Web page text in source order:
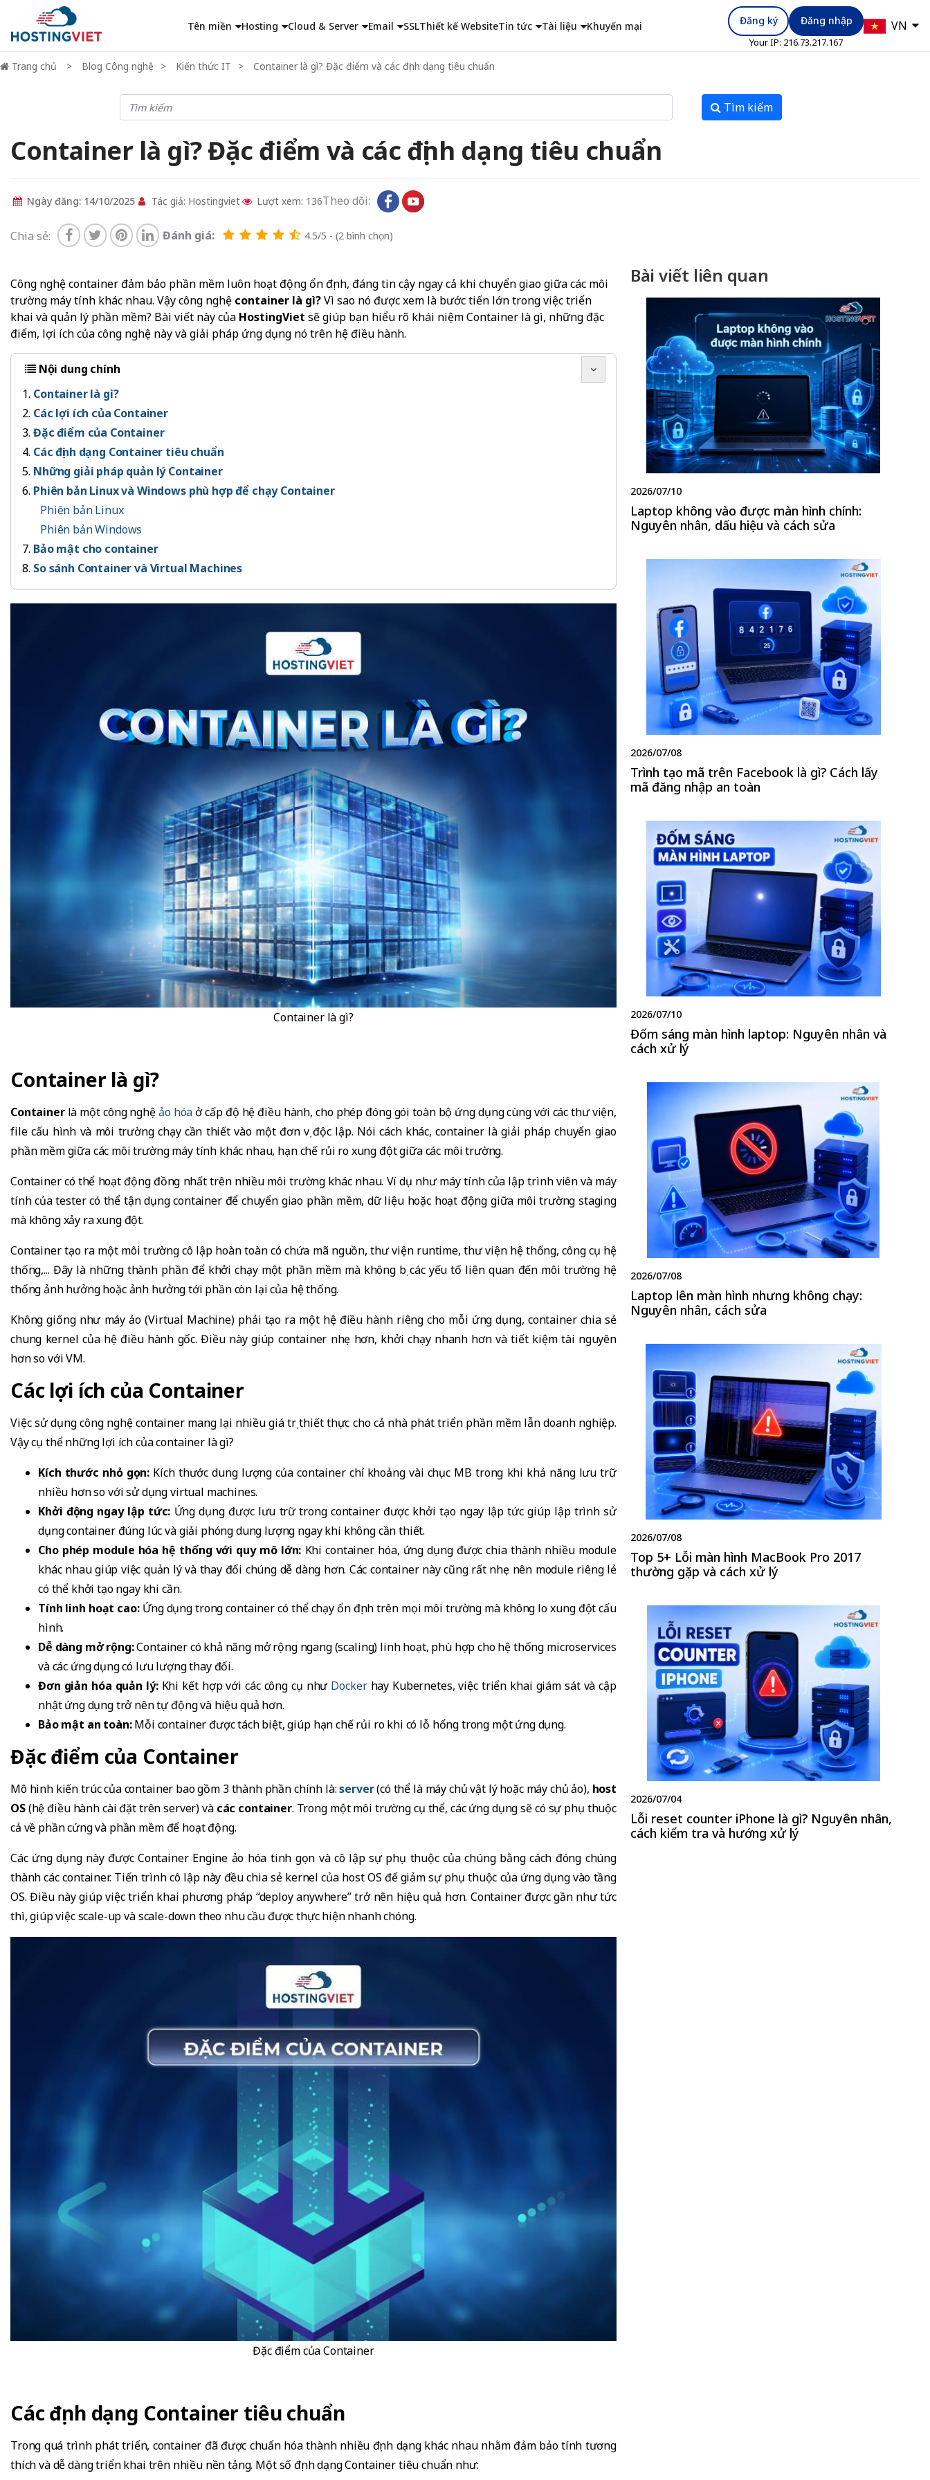
Tên miền Hosting Cloud & Server Email SSLThiết kế WebsiteTin tức Tài liệu Khuyến mại Đăng ký Đăng nhập
Your IP: 216.73.217.167
VN
Trang chủ Blog Công nghệ Kiến thức IT Container là gì? Đặc điểm và các định dạng tiêu chuẩn
Tìm kiếm
Container là gì? Đặc điểm và các định dạng tiêu chuẩn
Ngày đăng: 14/10/2025 Tác giả: Hostingviet Lượt xem: 136Theo dõi:
Chia sẻ: Đánh giá: 4.5/5 - (2 bình chọn)
Công nghệ container đảm bảo phần mềm luôn hoạt động ổn định, đáng tin cậy ngay cả khi chuyển giao giữa các môi
trường máy tính khác nhau. Vậy công nghệ container là gì?Vì sao nó được xem là bước tiến lớn trong việc triển
khai và quản lý phần mềm? Bài viết này của HostingViet sẽ giúp bạn hiểu rõ khái niệm Container là gì, những đặc
điểm, lợi ích của công nghệ này và giải pháp ứng dụng nó trên hệ điều hành.
Nội dung chính
Container là gì?
Các lợi ích của Container
Đặc điểm của Container
Các định dạng Container tiêu chuẩn
Những giải pháp quản lý Container
Phiên bản Linux và Windows phù hợp để chạy Container
Phiên bản Linux
Phiên bản Windows
Bảo mật cho container
So sánh Container và Virtual Machines
Container là gì?
Container là gì?
Containerlà một công nghệảo hóaở cấp độ hệ điều hành, cho phép đóng gói toàn bộ ứng dụng cùng với các thư viện,
file cấu hình và môi trường chạy cần thiết vào một đơn vị độc lập. Nói cách khác, container là giải pháp chuyển giao
phần mềm giữa các môi trường máy tính khác nhau, hạn chế rủi ro xung đột giữa các môi trường.
Container có thể hoạt động đồng nhất trên nhiều môi trường khác nhau. Ví dụ như máy tính của lập trình viên và máy
tính của tester có thể tận dụng container để chuyển giao phần mềm, dữ liệu hoặc hoạt động giữa môi trường staging
mà không xảy ra xung đột.
Container tạo ra một môi trường cô lập hoàn toàn có chứa mã nguồn, thư viện runtime, thư viện hệ thống, công cụ hệ
thống,... Đây là những thành phần để khởi chạy một phần mềm mà không bị các yếu tố liên quan đến môi trường hệ
thống ảnh hưởng hoặc ảnh hưởng tới phần còn lại của hệ thống.
Không giống như máy ảo (Virtual Machine) phải tạo ra một hệ điều hành riêng cho mỗi ứng dụng, container chia sẻ
chung kernel của hệ điều hành gốc. Điều này giúp container nhẹ hơn, khởi chạy nhanh hơn và tiết kiệm tài nguyên
hơn so với VM.
Các lợi ích của Container
Việc sử dụng công nghệ container mang lại nhiều giá trị thiết thực cho cả nhà phát triển phần mềm lẫn doanh nghiệp.
Vậy cụ thể những lợi ích của container là gì?
Kích thước nhỏ gọn: Kích thước dung lượng của container chỉ khoảng vài chục MB trong khi khả năng lưu trữ
nhiều hơn so với sử dụng virtual machines.
Khởi động ngay lập tức: Ứng dụng được lưu trữ trong container được khởi tạo ngay lập tức giúp lập trình sử
dụng container đúng lúc và giải phóng dung lượng ngay khi không cần thiết.
Cho phép module hóa hệ thống với quy mô lớn: Khi container hóa, ứng dụng được chia thành nhiều module
khác nhau giúp việc quản lý và thay đổi chúng dễ dàng hơn. Các container này cũng rất nhẹ nên module riêng lẻ
có thể khởi tạo ngay khi cần.
Tính linh hoạt cao: Ứng dụng trong container có thể chạy ổn định trên mọi môi trường mà không lo xung đột cấu
hình.
Dễ dàng mở rộng:Container có khả năng mở rộng ngang (scaling) linh hoạt, phù hợp cho hệ thống microservices
và các ứng dụng có lưu lượng thay đổi.
Đơn giản hóa quản lý: Khi kết hợp với các công cụ như Dockerhay Kubernetes, việc triển khai giám sát và cập
nhật ứng dụng trở nên tự động và hiệu quả hơn.
Bảo mật an toàn:Mỗi container được tách biệt, giúp hạn chế rủi ro khi có lỗ hổng trong một ứng dụng.
Đặc điểm của Container
Mô hình kiến trúc của container bao gồm 3 thành phần chính là:server(có thể là máy chủ vật lý hoặc máy chủ ảo), host
OS(hệ điều hành cài đặt trên server) và các container. Trong một môi trường cụ thể, các ứng dụng sẽ có sự phụ thuộc
cả về phần cứng và phần mềm để hoạt động.
Các ứng dụng này được Container Engine ảo hóa tinh gọn và cô lập sự phụ thuộc của chúng bằng cách đóng chúng
thành các container. Tiến trình cô lập này đều chia sẻ kernel của host OS để giảm sự phụ thuộc của ứng dụng vào tầng
OS. Điều này giúp việc triển khai phương pháp “deploy anywhere” trở nên hiệu quả hơn. Container được gần như tức
thì, giúp việc scale-up và scale-down theo nhu cầu được thực hiện nhanh chóng.
Đặc điểm của Container
Các định dạng Container tiêu chuẩn
Trong quá trình phát triển, container đã được chuẩn hóa thành nhiều định dạng khác nhau nhằm đảm bảo tính tương
thích và dễ dàng triển khai trên nhiều nền tảng. Một số định dạng Container tiêu chuẩn như:
Bài viết liên quan
2026/07/10
Laptop không vào được màn hình chính:
Nguyên nhân, dấu hiệu và cách sửa
2026/07/08
Trình tạo mã trên Facebook là gì? Cách lấy
mã đăng nhập an toàn
2026/07/10
Đốm sáng màn hình laptop: Nguyên nhân và
cách xử lý
2026/07/08
Laptop lên màn hình nhưng không chạy:
Nguyên nhân, cách sửa
2026/07/08
Top 5+ Lỗi màn hình MacBook Pro 2017
thường gặp và cách xử lý
2026/07/04
Lỗi reset counter iPhone là gì? Nguyên nhân,
cách kiểm tra và hướng xử lý